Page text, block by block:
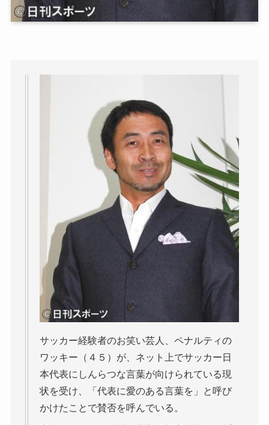
サッカー経験者のお笑い芸人、ペナルティの
ワッキー（４５）が、ネット上でサッカー日
本代表にしんらつな言葉が向けられている現
状を受け、「代表に愛のある言葉を」と呼び
かけたことで賛否を呼んでいる。